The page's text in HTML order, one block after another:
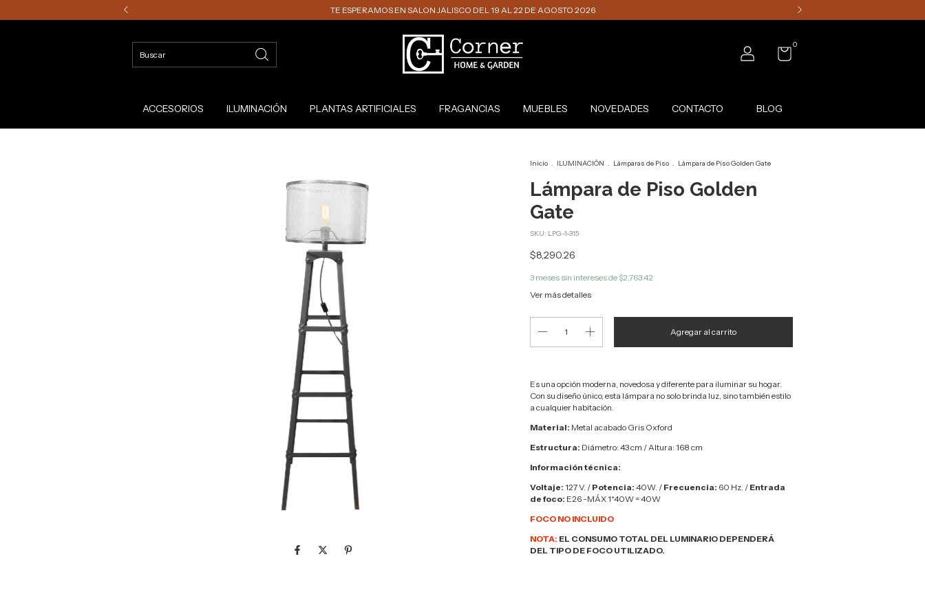
TE ESPERAMOS EN SALON JALISCO DEL 19 AL 22 DE AGOSTO 2026
0
ACCESORIOS ILUMINACIÓN PLANTAS ARTIFICIALES FRAGANCIAS MUEBLES NOVEDADES CONTACTO BLOG
Inicio . ILUMINACIÓN . Lámparas de Piso . Lámpara de Piso Golden Gate
Lámpara de Piso Golden
Gate
SKU: LPG-1-315
$8,290.26
3 meses sin intereses de $2,763.42
Ver más detalles
Es una opción moderna, novedosa y diferente para iluminar su hogar.
Con su diseño único, esta lámpara no solo brinda luz, sino también estilo
a cualquier habitación.
Material: Metal acabado Gris Oxford
Estructura: Diámetro: 43 cm / Altura: 168 cm
Información técnica:
Voltaje: 127 V. / Potencia: 40W. / Frecuencia: 60 Hz. / Entrada
de foco: E26 -MÁX 1*40W = 40W
FOCO NO INCLUIDO
NOTA: EL CONSUMO TOTAL DEL LUMINARIO DEPENDERÁ
DEL TIPO DE FOCO UTILIZADO.